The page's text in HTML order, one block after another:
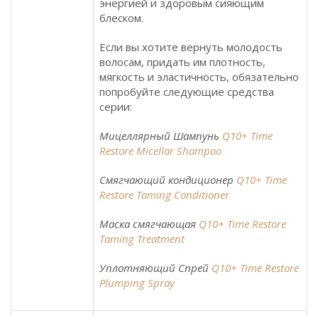
энергией и здоровым сияющим
блеском.
Если вы хотите вернуть молодость
волосам, придать им плотность,
мягкость и эластичность, обязательно
попробуйте следующие средства
серии:
Мицеллярный Шампунь Q10+ Time
Restore Micellar Shampoo
Смягчающий кондиционер Q10+ Time
Restore Taming Conditioner
Маска смягчающая Q10+ Time Restore
Taming Treatment
Уплотняющий Спрей Q10+ Time Restore
Plumping Spray